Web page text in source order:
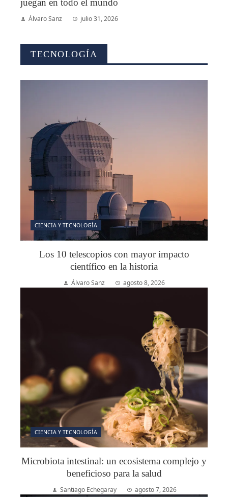
juegan en todo el mundo
Álvaro Sanz julio 31, 2026
TECNOLOGÍA
CIENCIA Y TECNOLOGÍA
Los 10 telescopios con mayor impacto
científico en la historia
Álvaro Sanz agosto 8, 2026
CIENCIA Y TECNOLOGÍA
Microbiota intestinal: un ecosistema complejo y
beneficioso para la salud
Santiago Echegaray agosto 7, 2026